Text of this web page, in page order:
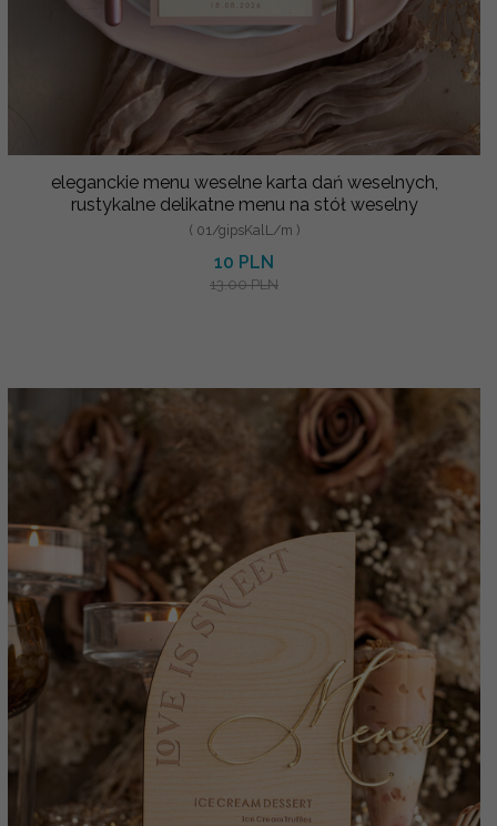
eleganckie menu weselne karta dań weselnych,
rustykalne delikatne menu na stół weselny
( 01/gipsKalL/m )
10 PLN
13.00 PLN